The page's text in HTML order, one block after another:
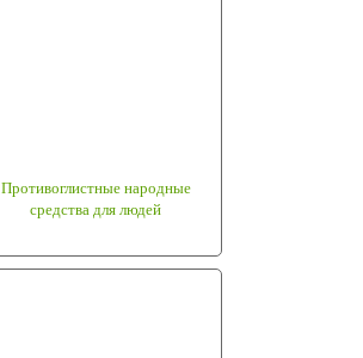
Противоглистные народные
средства для людей